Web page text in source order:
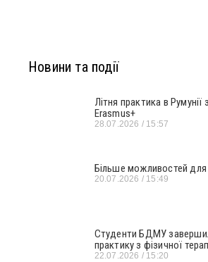
Новини та події
Літня практика в
Erasmus+
28.07.2026 15:57
Більше можливостей для
20.07.2026 15:49
Студенти БДМУ
практику з фізичної
22.07.2026 15:20